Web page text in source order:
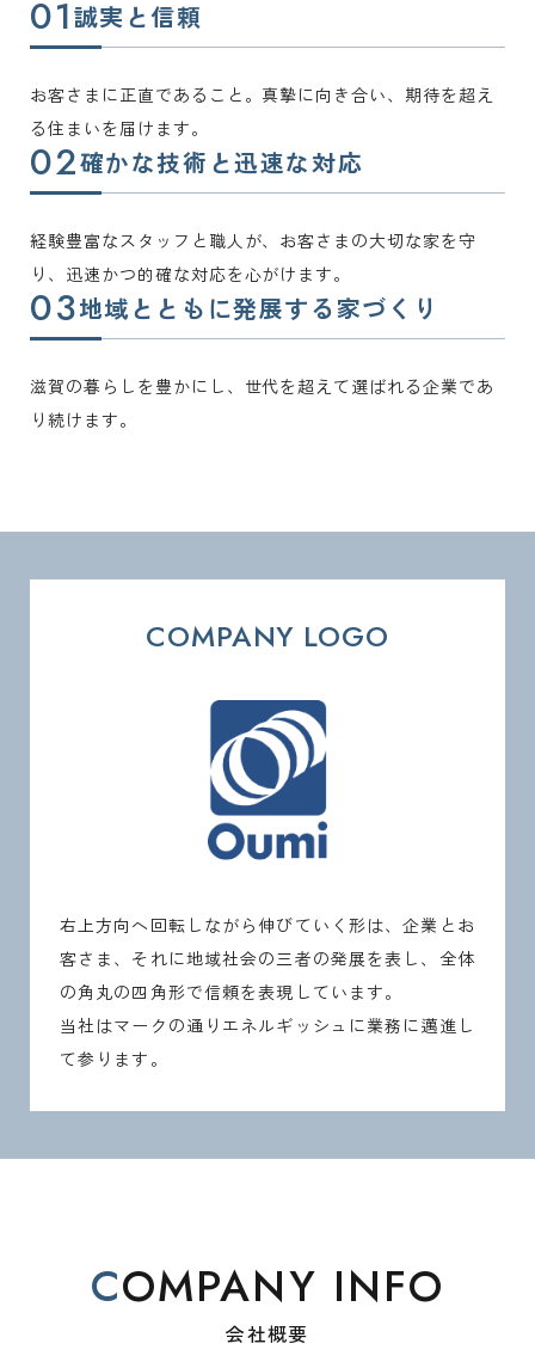
誠実と信頼
お客さまに正直であること。真摯に向き合い、期待を超え
る住まいを届けます。
確かな技術と迅速な対応
経験豊富なスタッフと職人が、お客さまの大切な家を守
り、迅速かつ的確な対応を心がけます。
地域とともに発展する家づくり
滋賀の暮らしを豊かにし、世代を超えて選ばれる企業であ
り続けます。
COMPANY LOGO
右上方向へ回転しながら伸びていく形は、企業とお
客さま、 それに地域社会の三者の発展を表し、全体
の角丸の四角形で信頼を表現しています。
当社はマークの通りエネルギッシュに業務に邁進し
て参ります。
COMPANY INFO
会社概要